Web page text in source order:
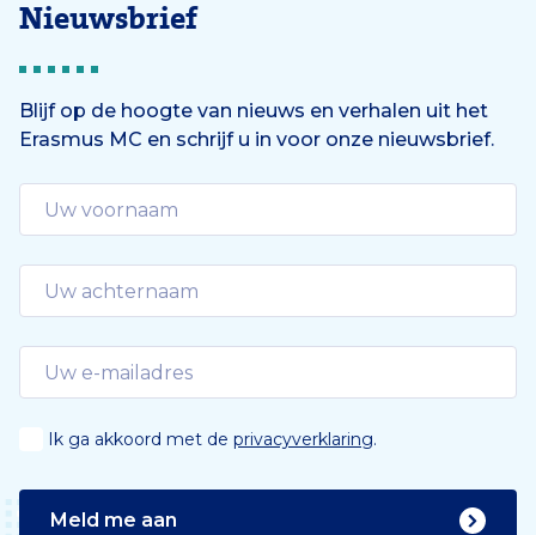
d
Nieuwsbrief
Blijf op de hoogte van nieuws en verhalen uit het
Erasmus MC en schrijf u in voor onze nieuwsbrief.
Ik ga akkoord met de privacyverklaring.
Meld me aan